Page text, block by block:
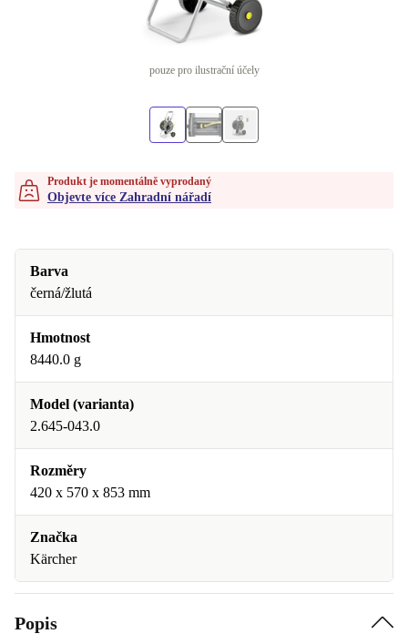
pouze pro ilustrační účely
Produkt je momentálně vyprodaný
Objevte více Zahradní nářadí
Barva
černá/žlutá
Hmotnost
8440.0 g
Model (varianta)
2.645-043.0
Rozměry
420 x 570 x 853 mm
Značka
Kärcher
Popis